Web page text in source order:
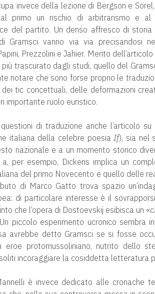
invece della lezione di Bergson e
primo un rischio di arbitrarismo e al
del partito. Un denso affresco di
Gramsci vanno via via precisandosi
Prezzolini e Jahier. Merito
trascurato dagli studi, quello del
notare che sono forse proprio le
tic concettuali, delle deformazioni
importante ruolo euristico.
di traduzione anche l’articolo
italiana della celebre poesiaIf), sia nel
nazionale e a un momento storico
a, per esempio, Dickens implica un
del primo Novecento e quello delle
di Marco Gatto trova spazio
di particolare interesse è il
che l’opera di Dostoevskij esibisca un
piccolo esperimento ucronico sembra
avrebbe detto Gramsci se si fosse
eroe protomussoliniano, nutrito dello
incoraggiare la cosiddetta letteratura
è invece dedicato alle cronache